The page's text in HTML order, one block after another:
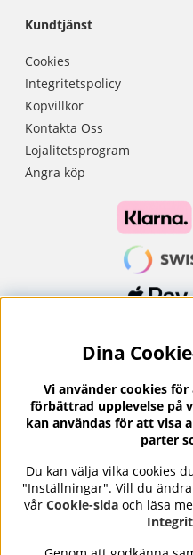
Kundtjänst
Cookies
Integritetspolicy
Köpvillkor
Kontakta Oss
Lojalitetsprogram
Ångra köp
Nyhetsbrev?
I vårt nyhetsbrev får du ta
erbjudanden.
Se våra
Dina
Vi använder cookies
förbättrad upplevelse på
kan användas för att visa
parter
Du kan välja vilka cookies
"Inställningar". Vill du
vår Cookie-sida och läsa